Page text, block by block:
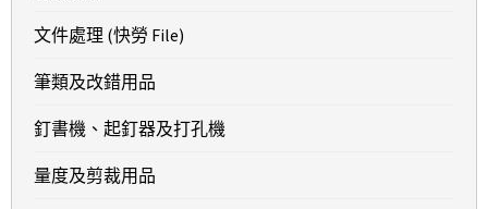
文件處理 (快勞 File)
筆類及改錯用品
釘書機、起釘器及打孔機
量度及剪裁用品